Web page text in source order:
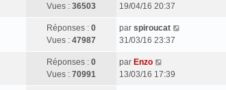
Vues : 36503
19/04/16 20:37
Réponses : 0
Vues : 47987
par spiroucat
31/03/16 23:37
Réponses : 0
Vues : 70991
par Enzo
13/03/16 17:39